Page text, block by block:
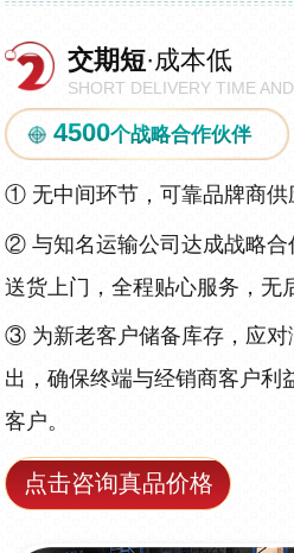
交期短·成本低
SHORT DELIVERY TIME
4500个战略合作伙伴
① 无中间环节，可靠品牌商供
② 与知名运输公司达成战略合
送货上门，全程贴心服务，无
③ 为新老客户储备库存，应
出，确保终端与经销商客户利
客户。
点击咨询真品价格